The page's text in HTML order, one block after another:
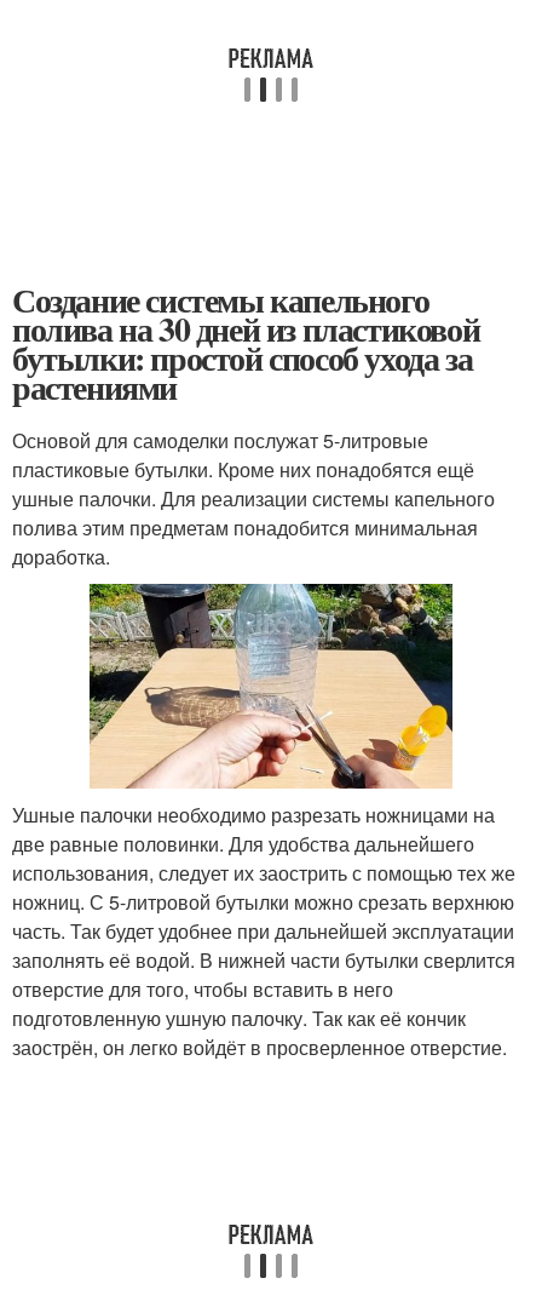
Создание системы капельного
полива на 30 дней из пластиковой
бутылки: простой способ ухода за
растениями
Основой для самоделки послужат 5-литровые
пластиковые бутылки. Кроме них понадобятся ещё
ушные палочки. Для реализации системы капельного
полива этим предметам понадобится минимальная
доработка.
Ушные палочки необходимо разрезать ножницами на
две равные половинки. Для удобства дальнейшего
использования, следует их заострить с помощью тех же
ножниц. С 5-литровой бутылки можно срезать верхнюю
часть. Так будет удобнее при дальнейшей эксплуатации
заполнять её водой. В нижней части бутылки сверлится
отверстие для того, чтобы вставить в него
подготовленную ушную палочку. Так как её кончик
заострён, он легко войдёт в просверленное отверстие.